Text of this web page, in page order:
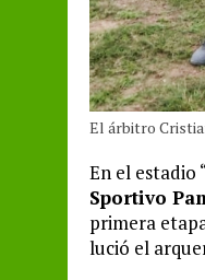
El árbitro
En el estadio
Sportivo
primera
lució el